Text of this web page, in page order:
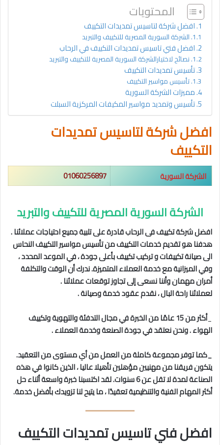
المحتويات
افضل شركة لتاسيس تمديدات التكييف
الشركة السورية المصرية للتكييف والتبريد
افضل فني تاسيس تمديدات التكييف في الرحاب
نصائح لاختيارالشركة السورية المصرية للتكييف والتبريد
تأسيس تمديدات التكييف
تأسيس مواسير التكييف
مميزات الشركة السورية
تأسيس وتمديد مواسير المكيفات المركزية السبلت
افضل شركة لتاسيس تمديدات
التكييف
الشركة السورية 01060256897
الشركة السورية المصرية للتكييف والتبريد
افضل شركة تكييف فى الرحاب قادرة على تلبية جميع احتياجات عملائنا .
هدفنا هو تقديم خدمات التكييف من تأسيس مواسير التكييف النحاس
الى صيانة تكييفات و تركيب تكييف بأعلى جودة ، في الموعد المحدد ،
وفي الميزانية مع خدمة العملاء المتميزة. ندرك أن الوقت والتكلفة
أمران مهمان وأننا نسعى إلى تجاوز توقعات عملائنا .
لعملائنا راحة البال ، نقدم عقود خدمة وصيانة .
_
أكثر من 15 عامًا من الخبرة في مجال التدفئة والتهوية وتكييف
الهواء . ونحن نعتقد في جودة الصنعة وخدمة العملاء .
_كما توفر مجموعة كاملة من العمل من أي مستوى من التعقيد.
يتكون فريقنا من مهنيين مؤهلين تأهيلا عاليا ، الذين كانوا في هذه
الصناعة لمدة لا تقل عن 6 سنوات. لقد اكتسبنا خبرة واسعة أثناء حل
أكثر المهام الفنية والتنظيمية تعقيدًا ، ما يتيح لنا تزويدك بأفضل خدمة.
افضل فني تاسيس تمديدات التكييف